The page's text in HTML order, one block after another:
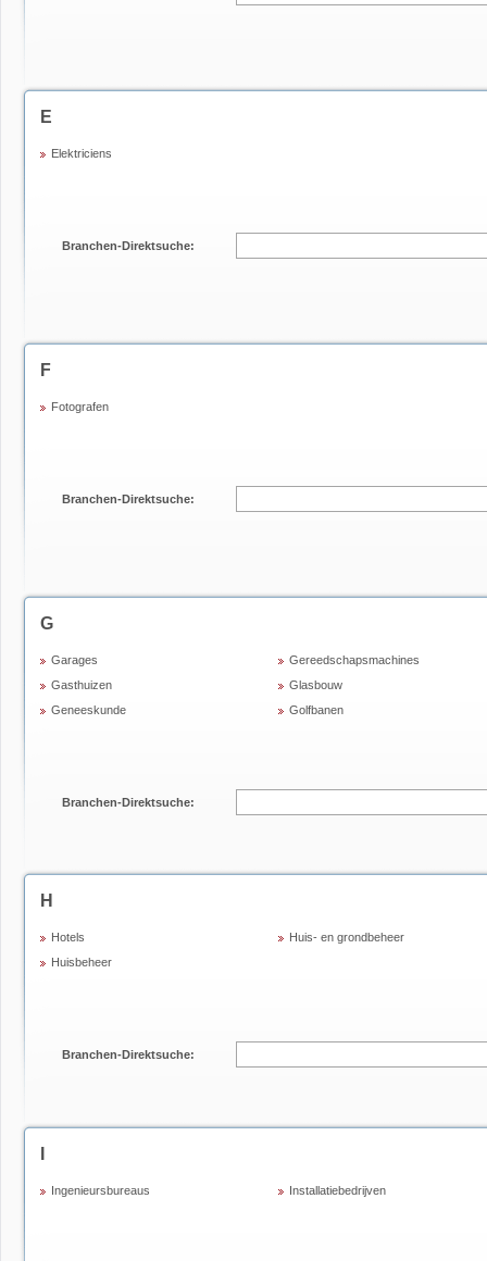
E
Elektriciens
Branchen-Direktsuche:
F
Fotografen
Branchen-Direktsuche:
G
Garages
Gasthuizen
Geneeskunde
Gereedschapsmachines
Glasbouw
Golfbanen
Branchen-Direktsuche:
H
Hotels
Huisbeheer
Huis- en grondbeheer
Branchen-Direktsuche:
Ingenieursbureaus Installatiebedrijven